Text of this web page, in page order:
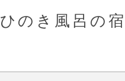
ひのき風呂の